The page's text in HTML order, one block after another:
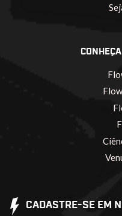
CADASTRE-SE EM